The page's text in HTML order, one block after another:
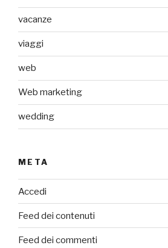
vacanze
viaggi
web
Web marketing
wedding
META
Accedi
Feed dei contenuti
Feed dei commenti